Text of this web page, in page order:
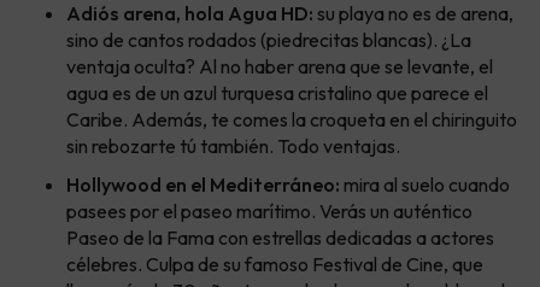
Adiós arena, hola Agua HD: su playa no es de arena,
sino de cantos rodados (piedrecitas blancas). ¿La
ventaja oculta? Al no haber arena que se levante, el
agua es de un azul turquesa cristalino que parece el
Caribe. Además, te comes la croqueta en el chiringuito
sin rebozarte tú también. Todo ventajas.
Hollywood en el Mediterráneo: mira al suelo cuando
pasees por el paseo marítimo. Verás un auténtico
Paseo de la Fama con estrellas dedicadas a actores
célebres. Culpa de su famoso Festival de Cine, que